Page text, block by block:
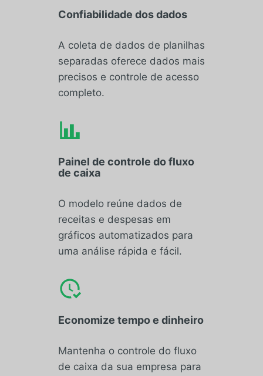
Confiabilidade dos dados
A coleta de dados de planilhas
separadas oferece dados mais
precisos e controle de acesso
completo.
Painel de controle do fluxo
de caixa
O modelo reúne dados de
receitas e despesas em
gráficos automatizados para
uma análise rápida e fácil.
Economize tempo e dinheiro
Mantenha o controle do fluxo
de caixa da sua empresa para